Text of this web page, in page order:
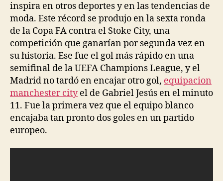
inspira en otros deportes y en las tendencias de
moda. Este récord se produjo en la sexta ronda
de la Copa FA contra el Stoke City, una
competición que ganarían por segunda vez en
su historia. Ese fue el gol más rápido en una
semifinal de la UEFA Champions League, y el
Madrid no tardó en encajar otro gol, equipacion
manchester cityel de Gabriel Jesús en el minuto
11. Fue la primera vez que el equipo blanco
encajaba tan pronto dos goles en un partido
europeo.